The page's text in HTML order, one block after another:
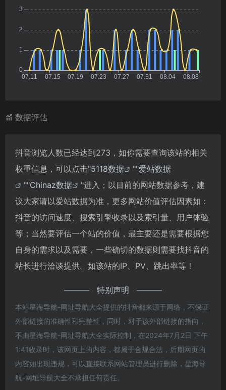
数据评估
抖音浏览人数已经达到273，如你需要查询该站的相关
权重信息，可以点击"5118数据 ""爱站数据
""Chinaz数据
"进入；以目前的网站数据参考，建
议大家请以爱站数据为准，更多网站价值评估因素如：
抖音的访问速度、搜索引擎收录以及索引量、用户体验
等；当然要评估一个站的价值，最主要还是需要根据您
自身的需求以及需要，一些确切的数据则需要找抖音的
站长进行洽谈提供。如该站的IP、PV、跳出率等！
特别声明
本站星海导航-网址导航大全提供的抖音都来源于网络，不保证
外部链接的准确性和完整性，同时，对于该外部链接的指向，
不由星海导航-网址导航大全实际控制，在2024年7月2日 下午
1:41收录时，该网页上的内容，都属于合规合法，后期网页的
内容如出现违规，可以直接联系网站管理员进行删除，星海导
航-网址导航大全不承担任何责任。